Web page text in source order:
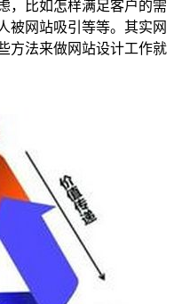
，比如怎样满足客户的需
被网站吸引等等。其实网
方法来做网站设计工作就